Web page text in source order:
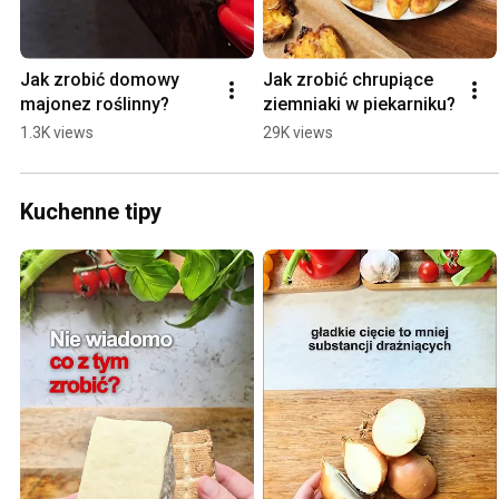
Jak zrobić domowy
majonez roślinny?
1.3K views
Jak zrobić chrupiące
ziemniaki w piekarniku?
29K views
Kuchenne tipy